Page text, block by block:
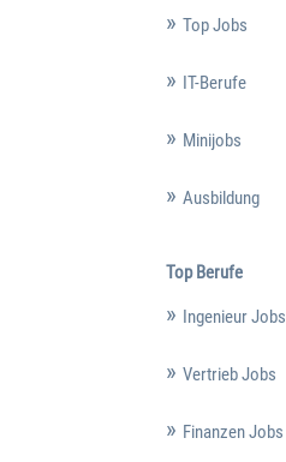
Top Jobs
IT-Berufe
Minijobs
Ausbildung
Top Berufe
Ingenieur Jobs
Vertrieb Jobs
Finanzen Jobs